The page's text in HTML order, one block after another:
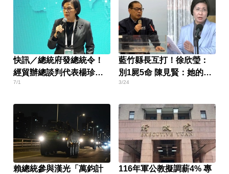
快訊／總統府發總統令！
經貿辦總談判代表楊珍妮
遭免職
7/1
藍竹縣長互打！徐欣瑩：
別1屍5命 陳見賢：她的想
法
3/24
賴總統參與漢光「萬鈞計
116年軍公教擬調薪4% 專